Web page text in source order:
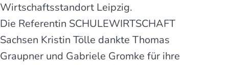
Wirtschaftsstandort Leipzig.
Die Referentin SCHULEWIRTSCHAFT
Sachsen Kristin Tölle dankte Thomas
Graupner und Gabriele Gromke für ihre